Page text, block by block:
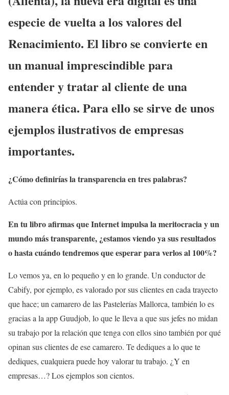
especie de vuelta a los valores del
Renacimiento. El libro se convierte en
un manual imprescindible para
entender y tratar al cliente de una
manera ética. Para ello se sirve de unos
ejemplos ilustrativos de empresas
importantes.
¿Cómo definirías la transparencia en tres palabras?
Actúa con principios.
En tu libro afirmas que Internet impulsa la meritocracia y un
mundo más transparente, ¿estamos viendo ya sus resultados
o hasta cuándo tendremos que esperar para verlos al 100%?
Lo vemos ya, en lo pequeño y en lo grande. Un conductor de
Cabify, por ejemplo, es valorado por sus clientes en cada trayecto
que hace; un camarero de las Pastelerías Mallorca, también lo es
gracias a la app Guudjob, lo que le lleva a que sus jefes no midan
su trabajo por la relación que tenga con ellos sino también por qué
opinan sus clientes de ese camarero. Te dediques a lo que te
dediques, cualquiera puede hoy valorar tu trabajo. ¿Y en
empresas…? Los ejemplos son cientos.